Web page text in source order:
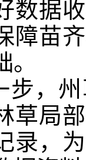
数据
障苗
步，
草局
录，